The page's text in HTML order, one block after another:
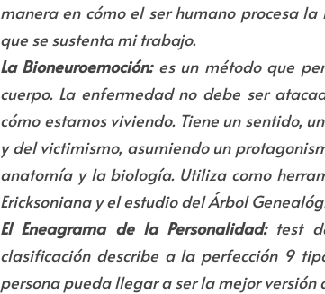
manera en cómo el ser humano procesa
que se sustenta mi trabajo.
La Bioneuroemoción: es un método que
cuerpo. La enfermedad no debe ser
cómo estamos viviendo. Tiene un sentido,
y del victimismo, asumiendo un
anatomía y la biología. Utiliza como
Ericksoniana y el estudio del Árbol
El Eneagrama de la Personalidad: test
clasificación describe a la perfección 9
persona pueda llegar a ser la mejor versión